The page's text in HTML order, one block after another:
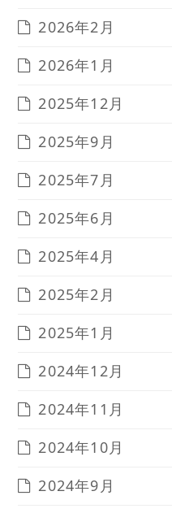
2026年2月
2026年1月
2025年12月
2025年9月
2025年7月
2025年6月
2025年4月
2025年2月
2025年1月
2024年12月
2024年11月
2024年10月
2024年9月